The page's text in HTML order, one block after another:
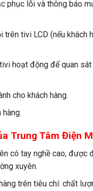
phục lỗi và thông báo
trên tivi LCD (nếu khách
hoạt động để quan
cho khách hàng.
Trung Tâm Điện
có tay nghề cao, được
xuyên.
trên tiêu chí: chất